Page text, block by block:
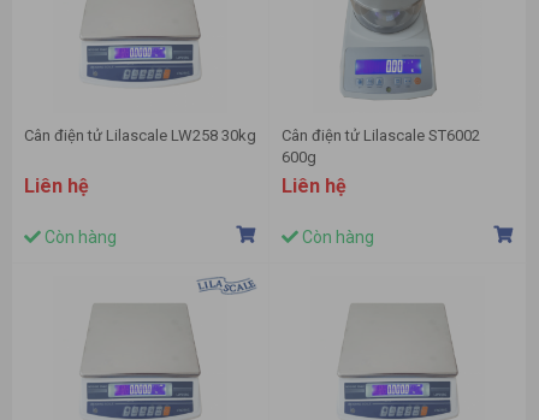
Cân điện tử Lilascale LW258 30kg
Liên hệ
Còn hàng
Cân điện tử Lilascale ST6002
600g
Liên hệ
Còn hàng